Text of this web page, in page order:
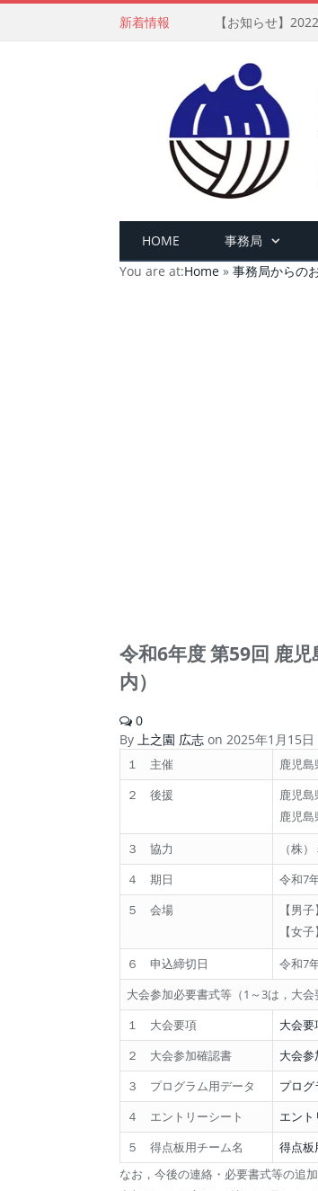
新着情報 【お知らせ】
HOME 事務局
You are at:Home » 事務局からの
令和6年度 第59回 鹿
内）
0
By 上之園 広志 on 2025年1月15日
１ 主催
鹿児
２ 後援
鹿児島
鹿児島
３ 協力
（株
４ 期日
令和7
５ 会場
【男
【女
６ 申込締切日
令和7
大会参加必要書式等（1～3は，大
１ 大会要項
大会要
２ 大会参加確認書
大会
３ プログラム用データ
プログ
４ エントリーシート
エント
５ 得点板用チーム名
得点板
なお，今後の連絡・必要書式等の追